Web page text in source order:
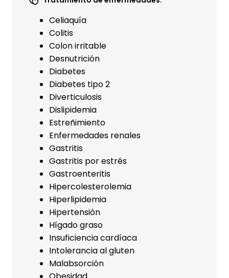
Celiaquía
Colitis
Colon irritable
Desnutrición
Diabetes
Diabetes tipo 2
Diverticulosis
Dislipidemia
Estreñimiento
Enfermedades renales
Gastritis
Gastritis por estrés
Gastroenteritis
Hipercolesterolemia
Hiperlipidemia
Hipertensión
Hígado graso
Insuficiencia cardíaca
Intolerancia al gluten
Malabsorción